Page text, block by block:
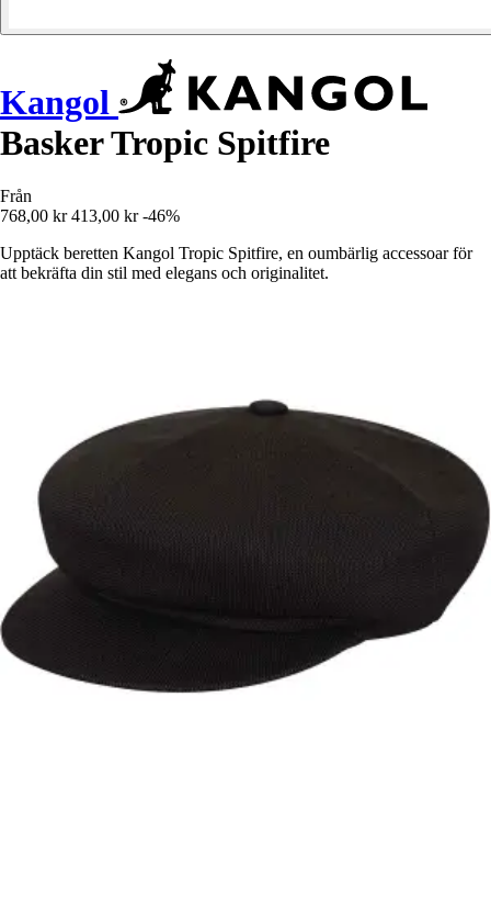
Kangol
Basker Tropic Spitfire
Från
768,00 kr 413,00 kr -46%
Upptäck beretten Kangol Tropic Spitfire, en oumbärlig accessoar för
att bekräfta din stil med elegans och originalitet.